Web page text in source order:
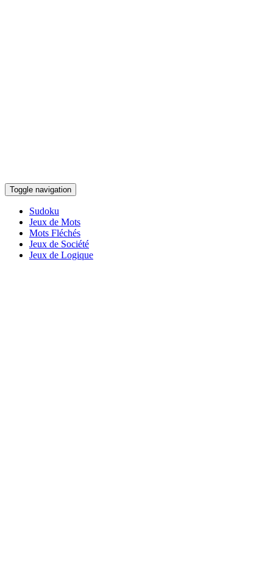
Toggle navigation
Sudoku
Jeux de Mots
Mots Fléchés
Jeux de Société
Jeux de Logique